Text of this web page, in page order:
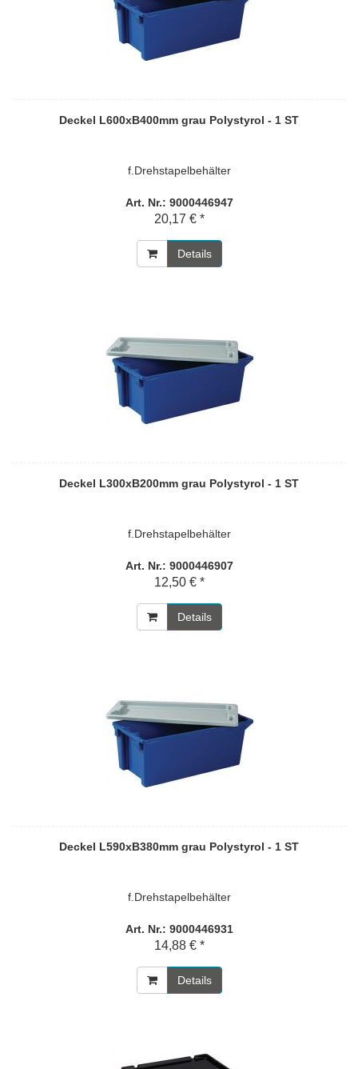
Deckel L600xB400mm grau Polystyrol - 1 ST
f.Drehstapelbehälter
Art. Nr.: 9000446947
20,17 € *
Details
Deckel L300xB200mm grau Polystyrol - 1 ST
f.Drehstapelbehälter
Art. Nr.: 9000446907
12,50 € *
Details
Deckel L590xB380mm grau Polystyrol - 1 ST
f.Drehstapelbehälter
Art. Nr.: 9000446931
14,88 € *
Details